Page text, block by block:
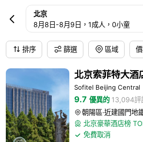
北京酒店預

北京
8月8日 -8月9日 ，1成人，0小童
排序 篩選 區域
北京索菲特大酒
Sofitel Beijing Central
9.7 優異的 13,094評
 朝陽區·近建國門地
 北京豪華酒店榜
 免費取消